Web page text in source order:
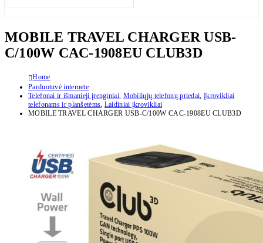
MOBILE TRAVEL CHARGER USB-
C/100W CAC-1908EU CLUB3D
Home
Parduotuvė internete
Telefonai ir išmanieji įrenginiai, Mobiliųjų telefonų priedai, Įkrovikliai
telefonams ir planšetėms, Laidiniai įkrovikliai
MOBILE TRAVEL CHARGER USB-C/100W CAC-1908EU CLUB3D